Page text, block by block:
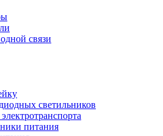
связи
светильников
питания